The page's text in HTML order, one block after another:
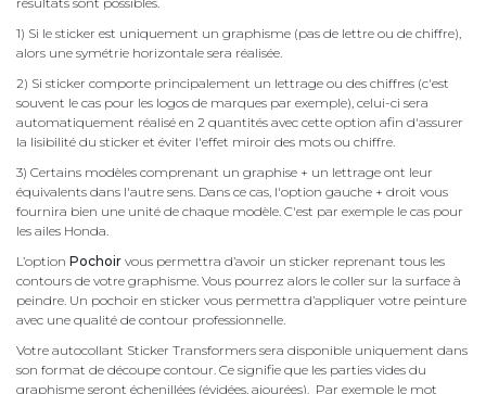
1) Si le sticker est uniquement un graphisme (pas de lettre ou de chiffre),
alors une symétrie horizontale sera réalisée.
2) Si sticker comporte principalement un lettrage ou des chiffres (c'est
souvent le cas pour les logos de marques par exemple), celui-ci sera
automatiquement réalisé en 2 quantités avec cette option afin d'assurer
la lisibilité du sticker et éviter l'effet miroir des mots ou chiffre.
3) Certains modèles comprenant un graphise + un lettrage ont leur
équivalents dans l'autre sens. Dans ce cas, l'option gauche + droit vous
fournira bien une unité de chaque modèle. C'est par exemple le cas pour
les ailes Honda.
L’option Pochoir vous permettra d’avoir un sticker reprenant tous les
contours de votre graphisme. Vous pourrez alors le coller sur la surface à
peindre. Un pochoir en sticker vous permettra d’appliquer votre peinture
avec une qualité de contour professionnelle.
Votre autocollant Sticker Transformers sera disponible uniquement dans
son format de découpe contour. Ce signifie que les parties vides du
graphisme seront échenillées (évidées, ajourées). Par exemple le mot